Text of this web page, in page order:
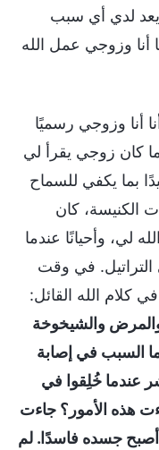
يعد لدي أي سبب
أنا وزوجي عمل الله
يونيو من عام 2011، بدأنا أنا وزوجي رسميًا
ما كان زوجي يقرأ لي
بما يكفي للسماح
الكنيسة، كان
لي، وأحيانًا عندما
في وقت
الله القائل:
والمرض والشيخوخة
السبب في إصابة
عندما خُلِقوا في
هذه الأمور؟ جاءت
أصبح جسده فاسدًا. لم